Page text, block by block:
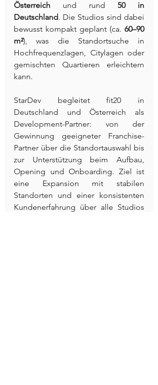
Österreich und rund 50 in
Deutschland. Die Studios sind dabei
bewusst kompakt geplant (ca. 60–90
m²), was die Standortsuche in
Hochfrequenzlagen, Citylagen oder
gemischten Quartieren erleichtern
kann.
StarDev begleitet fit20 in
Deutschland und Österreich als
Development-Partner: von der
Gewinnung geeigneter Franchise-
Partner über die Standortauswahl bis
zur Unterstützung beim Aufbau,
Opening und Onboarding. Ziel ist
eine Expansion mit stabilen
Standorten und einer konsistenten
Kundenerfahrung über alle Studios